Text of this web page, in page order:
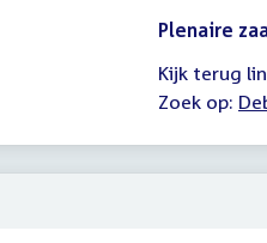
Plenaire
Kijk terug
Zoek op: